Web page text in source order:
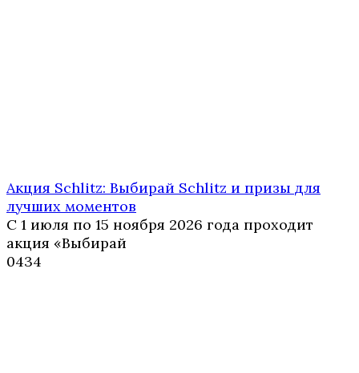
Акция Schlitz: Выбирай Schlitz и призы для
лучших моментов
С 1 июля по 15 ноября 2026 года проходит
акция «Выбирай
0434